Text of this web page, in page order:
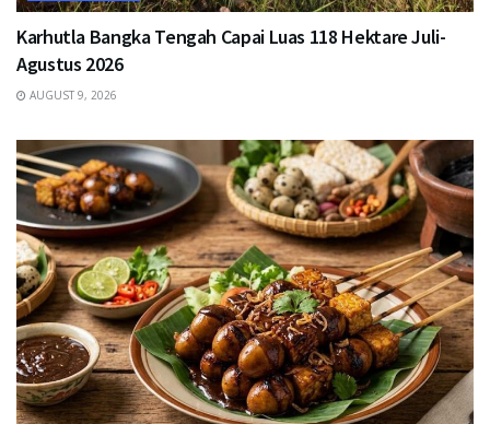
Karhutla Bangka Tengah Capai Luas 118 Hektare Juli-
Agustus 2026
AUGUST 9, 2026